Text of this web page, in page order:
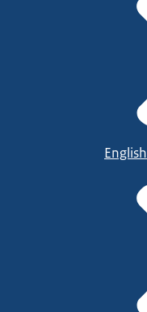
English